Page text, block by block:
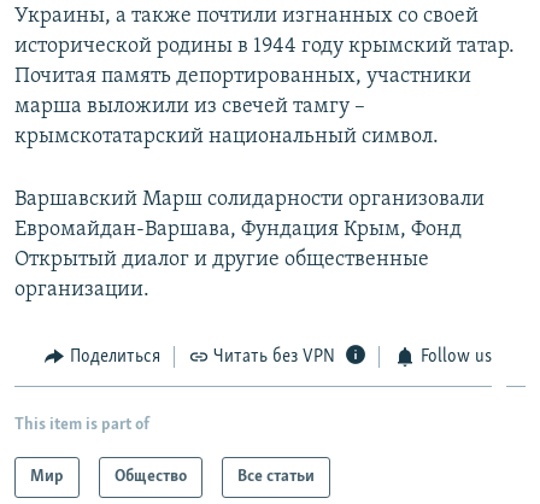
Украины, а также почтили изгнанных со своей
исторической родины в 1944 году крымский татар.
Почитая память депортированных, участники
марша выложили из свечей тамгу –
крымскотатарский национальный символ.
Варшавский Марш солидарности организовали
Евромайдан-Варшава, Фундация Крым, Фонд
Открытый диалог и другие общественные
организации.
Поделиться Читать без VPN Follow us
This item is part of
Мир Общество Все статьи